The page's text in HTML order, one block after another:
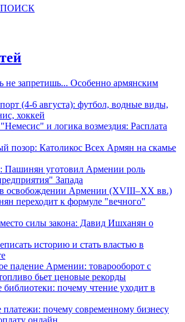
не запретишь... Особенно армянским
(4-6 августа): футбол, водные виды,
хоккей
и логика возмездия: Расплата
позор: Католикос Всех Армян на скамье
уготовил Армении роль
Запада
освобождении Армении (XVIII–XX вв.)
переходит к формуле "вечного"
силы закона: Давид Ишханян о
историю и стать властью в
падение Армении: товарооборот с
бьет ценовые рекорды
почему чтение уходит в
почему современному бизнесу
онлайн